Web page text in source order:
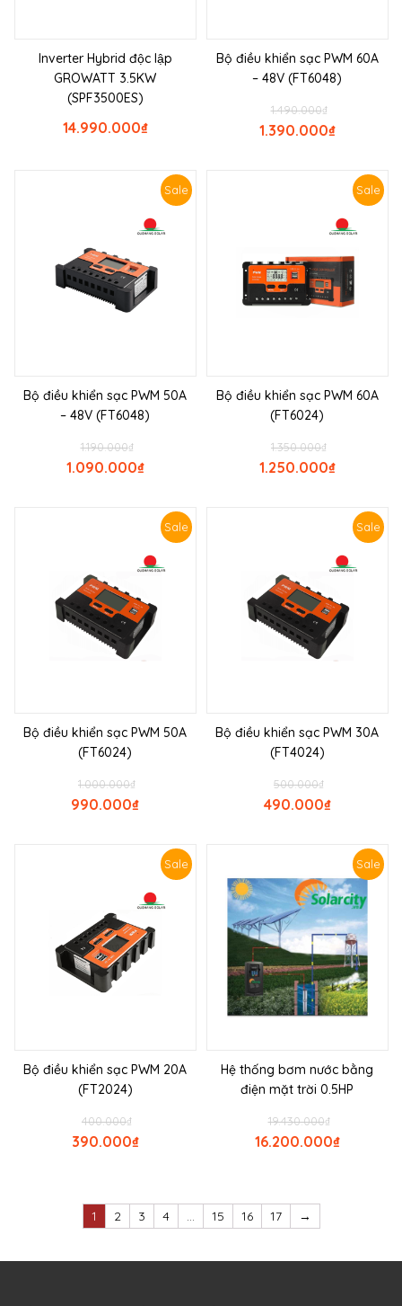
Inverter Hybrid độc lập
GROWATT 3.5KW
(SPF3500ES)
₫
14.990.000
Bộ điều khiển sạc PWM 60A
– 48V (FT6048)
₫
1.490.000
₫
1.390.000
Sale
Bộ điều khiển sạc PWM 50A
– 48V (FT6048)
₫
1.190.000
₫
1.090.000
Sale
Bộ điều khiển sạc PWM 60A
(FT6024)
₫
1.350.000
₫
1.250.000
Sale
Bộ điều khiển sạc PWM 50A
(FT6024)
₫
1.000.000
₫
990.000
Sale
Bộ điều khiển sạc PWM 30A
(FT4024)
₫
500.000
₫
490.000
Sale
Bộ điều khiển sạc PWM 20A
(FT2024)
₫
400.000
₫
390.000
Sale
Hệ thống bơm nước bằng
điện mặt trời 0.5HP
₫
19.430.000
₫
16.200.000
1 2 3 4 … 15 16 17 →